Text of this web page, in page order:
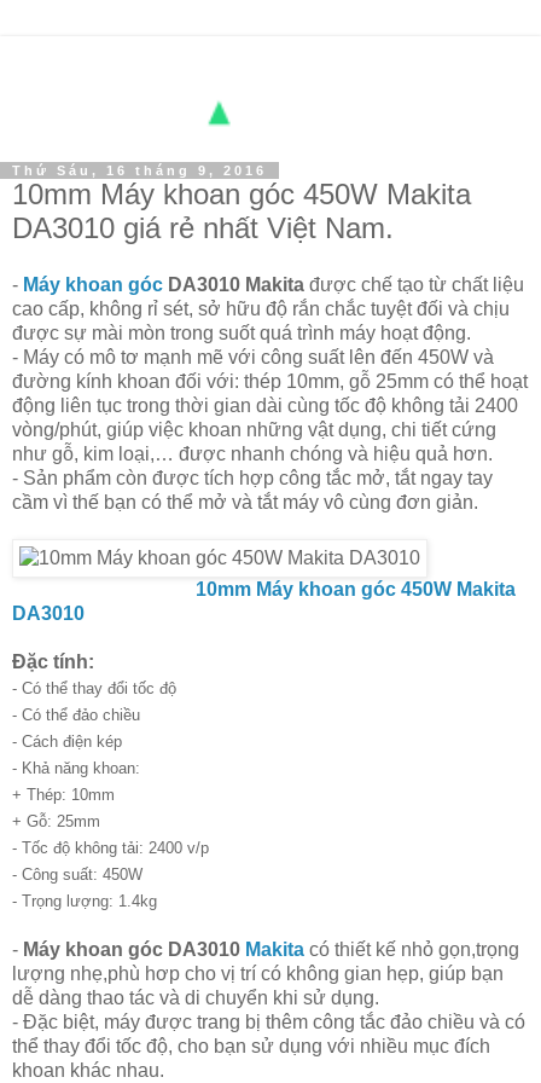
Thứ Sáu, 16 tháng 9, 2016
10mm Máy khoan góc 450W Makita
DA3010 giá rẻ nhất Việt Nam.
- Máy khoan góc DA3010 Makita được chế tạo từ chất liệu
cao cấp, không rỉ sét, sở hữu độ rắn chắc tuyệt đối và chịu
được sự mài mòn trong suốt quá trình máy hoạt động.
- Máy có mô tơ mạnh mẽ với công suất lên đến 450W và
đường kính khoan đối với: thép 10mm, gỗ 25mm có thể hoạt
động liên tục trong thời gian dài cùng tốc độ không tải 2400
vòng/phút, giúp việc khoan những vật dụng, chi tiết cứng
như gỗ, kim loại,… được nhanh chóng và hiệu quả hơn.
- Sản phẩm còn được tích hợp công tắc mở, tắt ngay tay
cầm vì thế bạn có thể mở và tắt máy vô cùng đơn giản.
10mm Máy khoan góc 450W Makita
DA3010
Đặc tính:
- Có thể thay đổi tốc độ
- Có thể đảo chiều
- Cách điện kép
- Khả năng khoan:
+ Thép: 10mm
+ Gỗ: 25mm
- Tốc độ không tải: 2400 v/p
- Công suất: 450W
- Trọng lượng: 1.4kg
- Máy khoan góc DA3010 Makita có thiết kế nhỏ gọn,trọng
lượng nhẹ,phù hơp cho vị trí có không gian hẹp, giúp bạn
dễ dàng thao tác và di chuyển khi sử dụng.
- Đặc biệt, máy được trang bị thêm công tắc đảo chiều và có
thể thay đổi tốc độ, cho bạn sử dụng với nhiều mục đích
khoan khác nhau.